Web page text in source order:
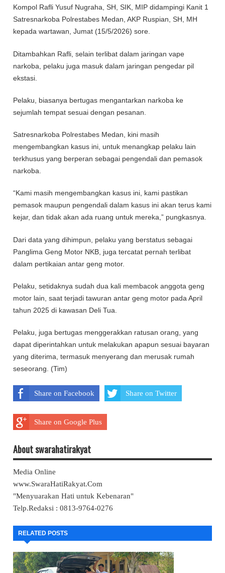
Kompol Rafli Yusuf Nugraha, SH, SIK, MIP didampingi Kanit 1
Satresnarkoba Polrestabes Medan, AKP Ruspian, SH, MH
kepada wartawan, Jumat (15/5/2026) sore.
Ditambahkan Rafli, selain terlibat dalam jaringan vape
narkoba, pelaku juga masuk dalam jaringan pengedar pil
ekstasi.
Pelaku, biasanya bertugas mengantarkan narkoba ke
sejumlah tempat sesuai dengan pesanan.
Satresnarkoba Polrestabes Medan, kini masih
mengembangkan kasus ini, untuk menangkap pelaku lain
terkhusus yang berperan sebagai pengendali dan pemasok
narkoba.
“Kami masih mengembangkan kasus ini, kami pastikan
pemasok maupun pengendali dalam kasus ini akan terus kami
kejar, dan tidak akan ada ruang untuk mereka,” pungkasnya.
Dari data yang dihimpun, pelaku yang berstatus sebagai
Panglima Geng Motor NKB, juga tercatat pernah terlibat
dalam pertikaian antar geng motor.
Pelaku, setidaknya sudah dua kali membacok anggota geng
motor lain, saat terjadi tawuran antar geng motor pada April
tahun 2025 di kawasan Deli Tua.
Pelaku, juga bertugas menggerakkan ratusan orang, yang
dapat diperintahkan untuk melakukan apapun sesuai bayaran
yang diterima, termasuk menyerang dan merusak rumah
seseorang. (Tim)
Share on Facebook Share on Twitter
Share on Google Plus
About swarahatirakyat
Media Online
www.SwaraHatiRakyat.Com
"Menyuarakan Hati untuk Kebenaran"
Telp.Redaksi : 0813-9764-0276
RELATED POSTS